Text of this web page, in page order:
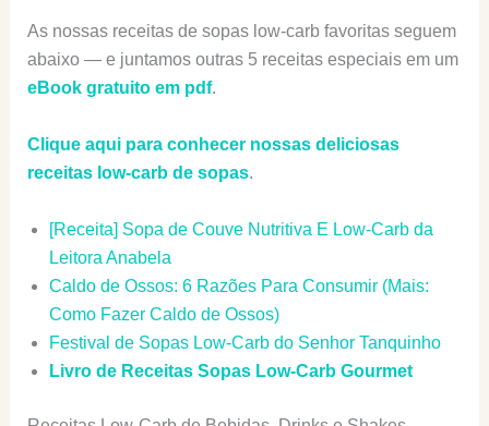
As nossas receitas de sopas low-carb favoritas seguem
abaixo — e juntamos outras 5 receitas especiais em um
eBook gratuito em pdf.
Clique aqui para conhecer nossas deliciosas
receitas low-carb de sopas.
[Receita] Sopa de Couve Nutritiva E Low-Carb da
Leitora Anabela
Caldo de Ossos: 6 Razões Para Consumir (Mais:
Como Fazer Caldo de Ossos)
Festival de Sopas Low-Carb do Senhor Tanquinho
Livro de Receitas Sopas Low-Carb Gourmet